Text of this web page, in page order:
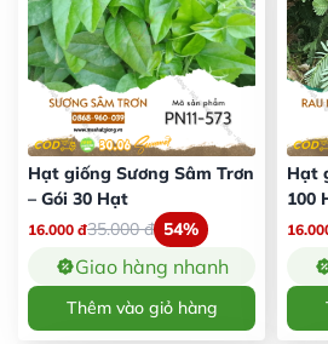
Hạt giống Sương Sâm Trơn
– Gói 30 Hạt
16.000 đ35.000đ 54%
Giao hàng nhanh
Thêm vào giỏ hàng
Hạt
100